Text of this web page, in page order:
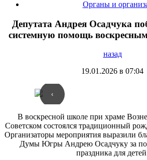
Органы и
Депутата Андрея Осадчука
системную помощь
назад
19.01.2026 в 07:04
‹
В воскресной школе при храме
Советском состоялся традиционный
Организаторы мероприятия выразили
Думы Югры Андрею Осадчуку за
праздника для